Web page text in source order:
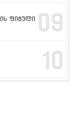
ფიტული
09
10